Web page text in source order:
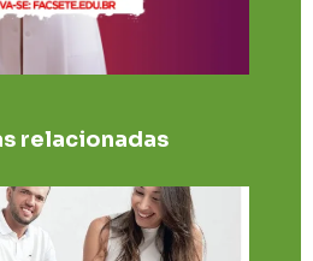
relacionadas